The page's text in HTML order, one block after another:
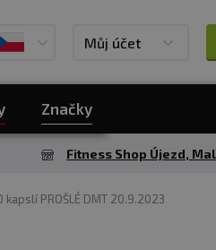
Můj účet
Značky
Fitness Shop Újezd,
PROŠLÉ DMT 20.9.2023